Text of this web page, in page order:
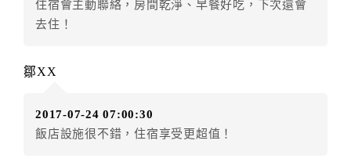
件放棄訂單（住宿權益）。 （限原訂飯店使用）
．每筆訂單異動限定乙次，限原訂飯店，異動完成後不
．訂單異動後，訂單費用總計大於原訂單費用總計時，
訂房者不得要求退其差額。限原訂飯店
住宿會主動聯絡，房間乾淨、早餐好吃，下次還會
去住！
鄒XX
2017-07-24 07:00:30
飯店設施很不錯，住宿享受更超值！